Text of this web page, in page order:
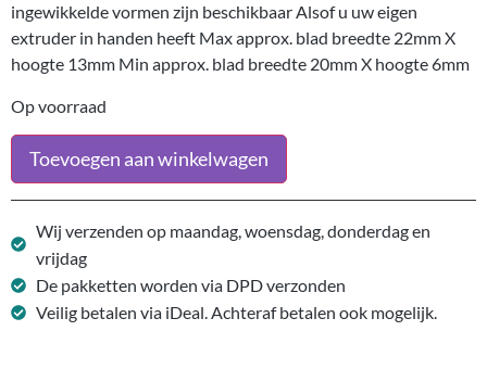
ingewikkelde vormen zijn beschikbaar Alsof u uw eigen
extruder in handen heeft Max approx. blad breedte 22mm X
hoogte 13mm Min approx. blad breedte 20mm X hoogte 6mm
Op voorraad
Toevoegen aan winkelwagen
Wij verzenden op maandag, woensdag, donderdag en
vrijdag
De pakketten worden via DPD verzonden
Veilig betalen via iDeal. Achteraf betalen ook mogelijk.